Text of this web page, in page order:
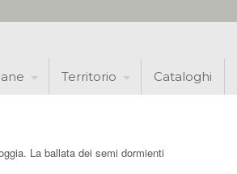
Territorio Cataloghi
La ballata dei semi dormienti